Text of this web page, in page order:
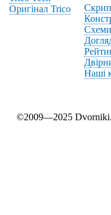
Оригінал Trico
Наші
©2009—2025